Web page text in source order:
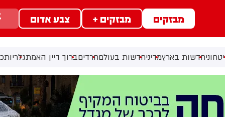
מבזקים מבזקים + צבע אדום
חדשות בארץמדיניחדשות בעולםחרדיםברוך דיין האמתגלריות